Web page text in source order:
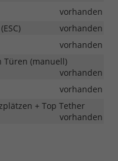
vorhanden
vorhanden
vorhanden
(manuell)
vorhanden
vorhanden
+ Top Tether
vorhanden